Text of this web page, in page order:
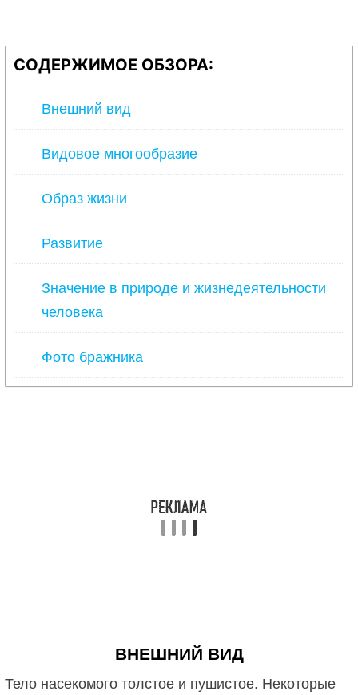
СОДЕРЖИМОЕ ОБЗОРА:
Внешний вид
Видовое многообразие
Образ жизни
Развитие
Значение в природе и жизнедеятельности
человека
Фото бражника
ВНЕШНИЙ ВИД
Тело насекомого толстое и пушистое. Некоторые